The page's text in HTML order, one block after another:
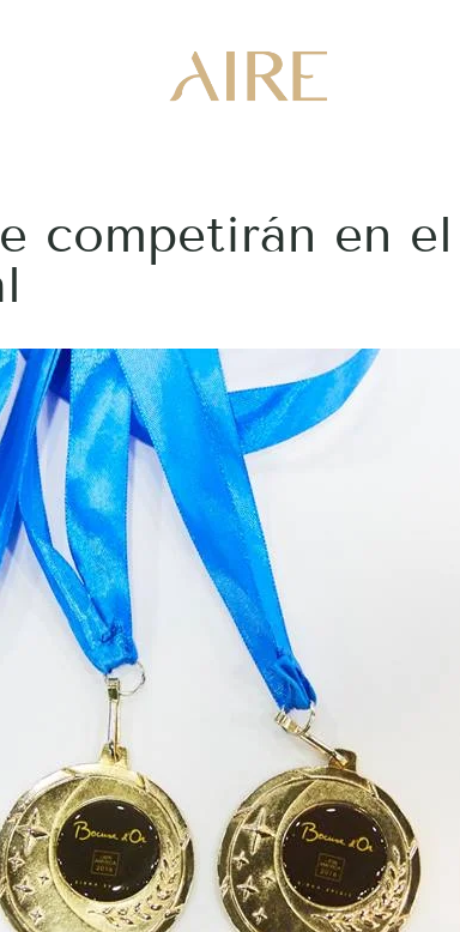
competirán en